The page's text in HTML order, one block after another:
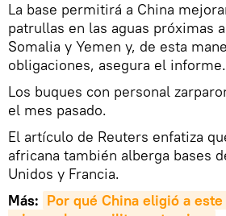
La base permitirá a China
patrullas en las aguas próximas
Somalia y Yemen y, de esta
obligaciones, asegura el informe.
Los buques con personal
el mes pasado.
El artículo de Reuters enfatiza
africana también alberga bases
Unidos y Francia.
Más: Por qué China eligió a